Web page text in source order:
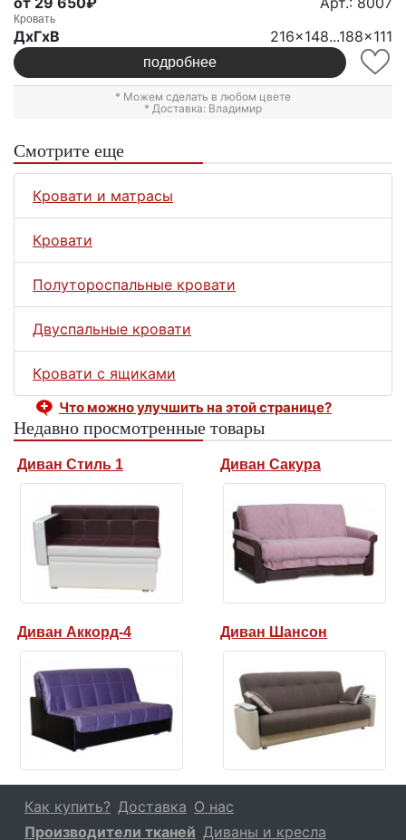
Кровать
ДxГxВ 216x148...188x111
подробнее
* Можем сделать в любом цвете
* Доставка: Владимир
Смотрите еще
Кровати и матрасы
Кровати
Полутороспальные кровати
Двуспальные кровати
Кровати с ящиками
Что можно улучшить на этой странице?
Недавно просмотренные товары
Диван Стиль 1 Диван Сакура
Диван Аккорд-4 Диван Шансон
Как купить? Доставка О нас
Производители тканей Диваны и кресла